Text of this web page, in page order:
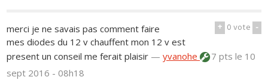
+ 0vote -
merci je ne savais pas comment faire
mes diodes du 12 v chauffent mon 12 v est
present un conseil me ferait plaisir —yvanohe 7 ptsle 10
sept 2016 - 08h18